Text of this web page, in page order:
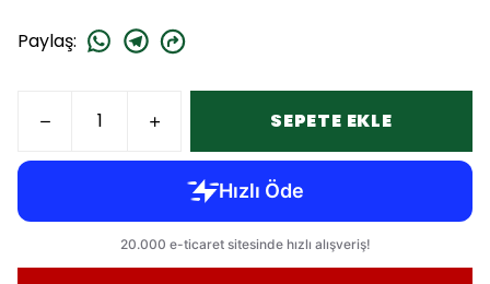
Paylaş:
SEPETE EKLE